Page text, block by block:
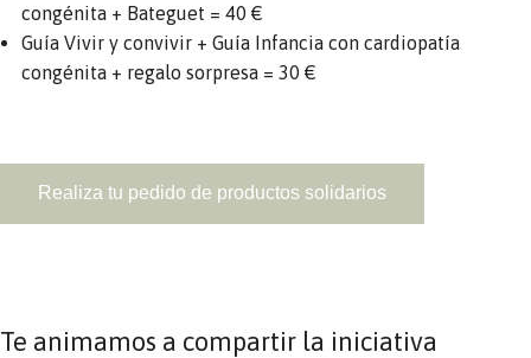
congénita + Bateguet = 40 €
Guía Vivir y convivir + Guía Infancia con cardiopatía
congénita + regalo sorpresa = 30 €
Realiza tu pedido de productos solidarios
Te animamos a compartir la iniciativa